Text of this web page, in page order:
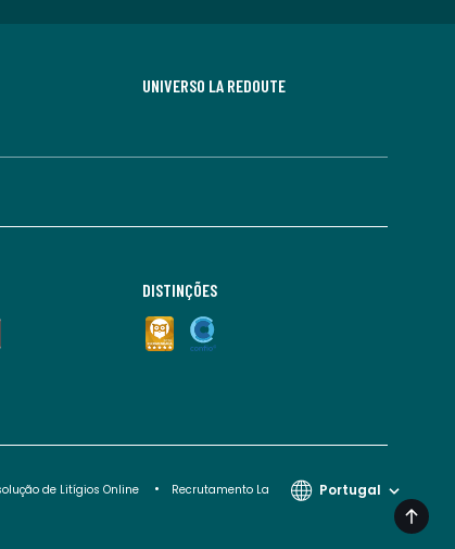
UNIVERSO LA REDOUTE
DISTINÇÕES
de Litígios Online
Recrutamento La
Portugal